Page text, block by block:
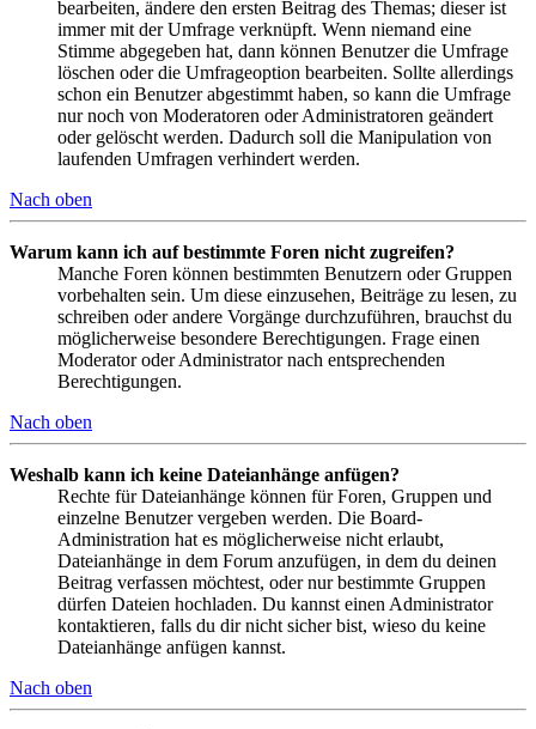
bearbeiten, ändere den ersten Beitrag des Themas; dieser ist
immer mit der Umfrage verknüpft. Wenn niemand eine
Stimme abgegeben hat, dann können Benutzer die Umfrage
löschen oder die Umfrageoption bearbeiten. Sollte allerdings
schon ein Benutzer abgestimmt haben, so kann die Umfrage
nur noch von Moderatoren oder Administratoren geändert
oder gelöscht werden. Dadurch soll die Manipulation von
laufenden Umfragen verhindert werden.
Nach oben
Warum kann ich auf bestimmte Foren nicht zugreifen?
Manche Foren können bestimmten Benutzern oder Gruppen
vorbehalten sein. Um diese einzusehen, Beiträge zu lesen, zu
schreiben oder andere Vorgänge durchzuführen, brauchst du
möglicherweise besondere Berechtigungen. Frage einen
Moderator oder Administrator nach entsprechenden
Berechtigungen.
Nach oben
Weshalb kann ich keine Dateianhänge anfügen?
Rechte für Dateianhänge können für Foren, Gruppen und
einzelne Benutzer vergeben werden. Die Board-
Administration hat es möglicherweise nicht erlaubt,
Dateianhänge in dem Forum anzufügen, in dem du deinen
Beitrag verfassen möchtest, oder nur bestimmte Gruppen
dürfen Dateien hochladen. Du kannst einen Administrator
kontaktieren, falls du dir nicht sicher bist, wieso du keine
Dateianhänge anfügen kannst.
Nach oben